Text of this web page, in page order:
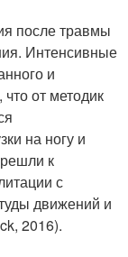
после травмы
Интенсивные
и
от методик
на ногу и
к
с
движений и
2016).